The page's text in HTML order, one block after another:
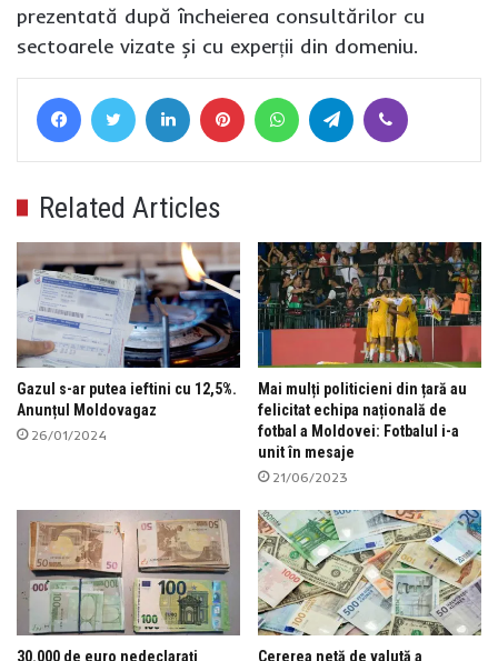
prezentată după încheierea consultărilor cu
sectoarele vizate și cu experții din domeniu.
FacebookTwitter LinkedIn Pinterest WhatsAppTelegram
Related Articles
Gazul s-ar putea ieftini cu 12,5%.
Anunțul Moldovagaz
26/01/2024
Mai mulți politicieni din țară au
felicitat echipa națională de
fotbal a Moldovei: Fotbalul i-a
unit în mesaje
21/06/2023
30.000 de euro nedeclarați Cererea netă de valută a